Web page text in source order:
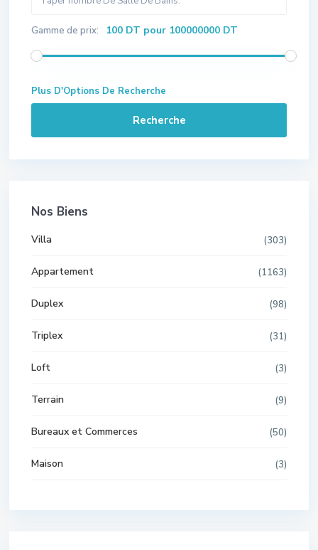
Gamme de prix: 100 DT pour 100000000 DT
Plus D'Options De Recherche
Recherche
Nos Biens
Villa (303)
Appartement (1163)
Duplex (98)
Triplex (31)
Loft (3)
Terrain (9)
Bureaux et Commerces (50)
Maison (3)